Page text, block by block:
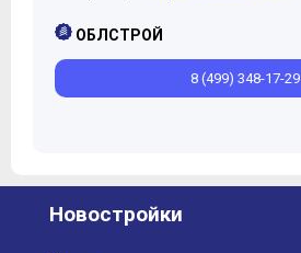
ОБЛСТРОЙ
8 (499) 348-17-29
Новостройки